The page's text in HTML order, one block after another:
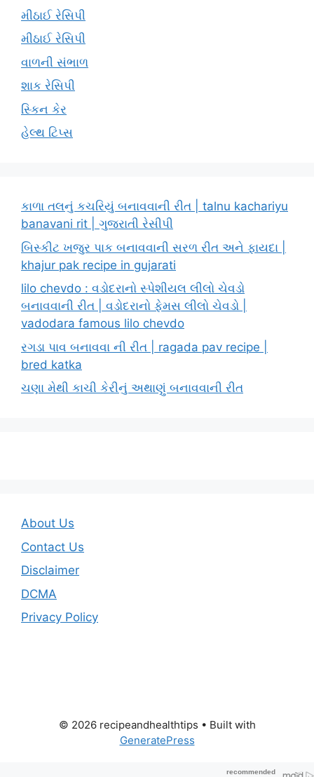
મીઠાઈ રેસિપી
મીઠાઈ રેસિપી
વાળની સંભાળ
શાક રેસિપી
સ્કિન કેર
હેલ્થ ટિપ્સ
કાળા તલનું કચરિયું બનાવવાની રીત | talnu kachariyu
banavani rit | ગુજરાતી રેસીપી
બિસ્કીટ ખજુર પાક બનાવવાની સરળ રીત અને ફાયદા |
khajur pak recipe in gujarati
lilo chevdo : વડોદરાનો સ્પેશીયલ લીલો ચેવડો
બનાવવાની રીત | વડોદરાનો ફેમસ લીલો ચેવડો |
vadodara famous lilo chevdo
રગડા પાવ બનાવવા ની રીત | ragada pav recipe |
bred katka
ચણા મેથી કાચી કેરીનું અથાણું બનાવવાની રીત
About Us
Contact Us
Disclaimer
DCMA
Privacy Policy
© 2026 recipeandhealthtips • Built with
GeneratePress